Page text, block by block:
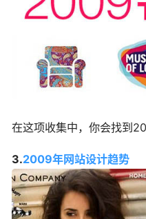
在这项收集中，你会找到
3.2009年网站设计趋势